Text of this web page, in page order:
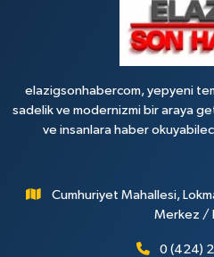
elazigsonhabercom, yepyeni
sadelik ve modernizmi bir araya
ve insanlara haber
Cumhuriyet Mahallesi,
Merkez /
0 (424)